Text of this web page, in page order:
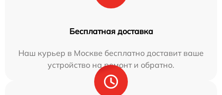
Бесплатная доставка
Наш курьер в Москве бесплатно доставит ваше
устройство на ремонт и обратно.